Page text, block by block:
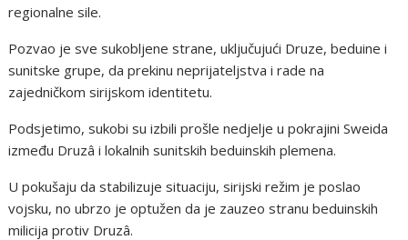
regionalne sile.
Pozvao je sve sukobljene strane, uključujući Druze, beduine i
sunitske grupe, da prekinu neprijateljstva i rade na
zajedničkom sirijskom identitetu.
Podsjetimo, sukobi su izbili prošle nedjelje u pokrajini Sweida
između Druzâ i lokalnih sunitskih beduinskih plemena.
U pokušaju da stabilizuje situaciju, sirijski režim je poslao
vojsku, no ubrzo je optužen da je zauzeo stranu beduinskih
milicija protiv Druzâ.